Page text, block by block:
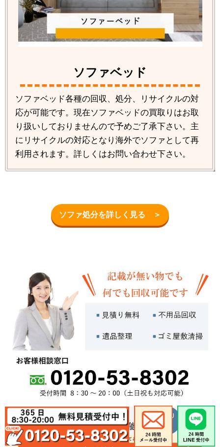
ソファベッド
ソファベッド各種の回収、処分、リサイクルの対
応が可能です。現在ソファベッドの買取りはお取
り扱いしておりませんので予めご了承下さい。主
にリサイクルの対応となり海外でソファとして再
利用されます。詳しくはお問い合わせ下さい。
ソファ処分を詳しく見る ＞